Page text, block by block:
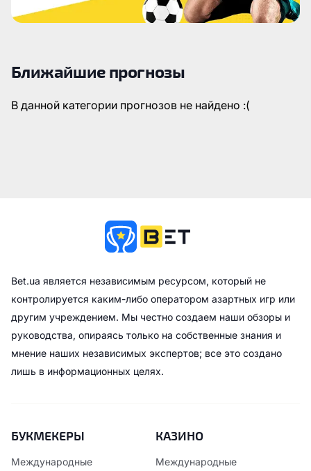
Ближайшие прогнозы
В данной категории прогнозов не найдено :(
Bet.ua является независимым ресурсом, который не
контролируется каким-либо оператором азартных игр или
другим учреждением. Мы честно создаем наши обзоры и
руководства, опираясь только на собственные знания и
мнение наших независимых экспертов; все это создано
лишь в информационных целях.
БУКМЕКЕРЫ
Международные
КАЗИНО
Международные